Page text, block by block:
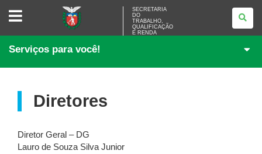
SECRETARIA
TRABALHO,
<BR
E
SECRETARIA
DO
TRABALHO,
QUALIFICAÇÃO
E RENDA
Serviços para você!
Diretores
Diretor Geral – DG
Lauro de Souza Silva Junior